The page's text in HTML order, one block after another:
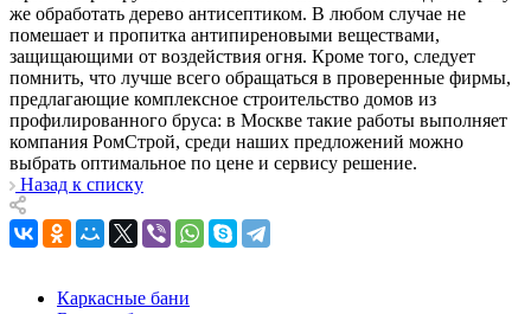
же обработать дерево антисептиком. В любом случае не
помешает и пропитка антипиреновыми веществами,
защищающими от воздействия огня. Кроме того, следует
помнить, что лучше всего обращаться в проверенные фирмы,
предлагающие комплексное строительство домов из
профилированного бруса: в Москве такие работы выполняет
компания РомСтрой, среди наших предложений можно
выбрать оптимальное по цене и сервису решение.
Назад к списку
Каркасные бани